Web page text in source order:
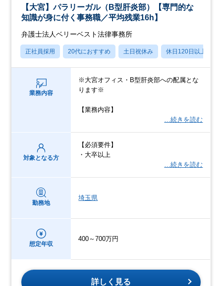
【大宮】パラリーガル（B型肝炎部）【専門的な
知識が身に付く事務職／平均残業16h】
弁護士法人ベリーベスト法律事務所
正社員採用 20代におすすめ 土日祝休み 休日120日以上
業務内容
※大宮オフィス・B型肝炎部への配属とな
ります※
【業務内容】
…続きを読む
対象となる方
【必須要件】
・大卒以上
…続きを読む
勤務地
埼玉県
想定年収
400～700万円
詳しく見る